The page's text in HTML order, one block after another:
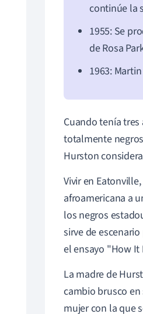
continúe la
1955: Se
de Rosa
1963:
Cuando tenía
totalmente
Hurston
Vivir en
afroamericana a
los negros
sirve de
el ensayo "How It
La madre de
cambio brusco
mujer con la que